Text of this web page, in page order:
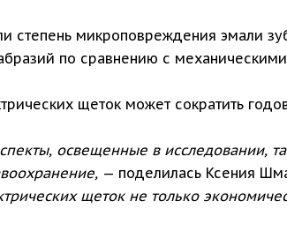
степень микроповреждения эмали
по сравнению с
щеток может сократить
освещенные в исследовании,
— поделилась Ксения
щеток не только